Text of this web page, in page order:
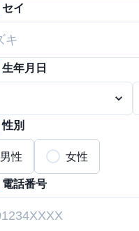
セイ
生年月日
性別
男性 女性
電話番号